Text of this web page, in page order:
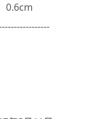
0.6cm